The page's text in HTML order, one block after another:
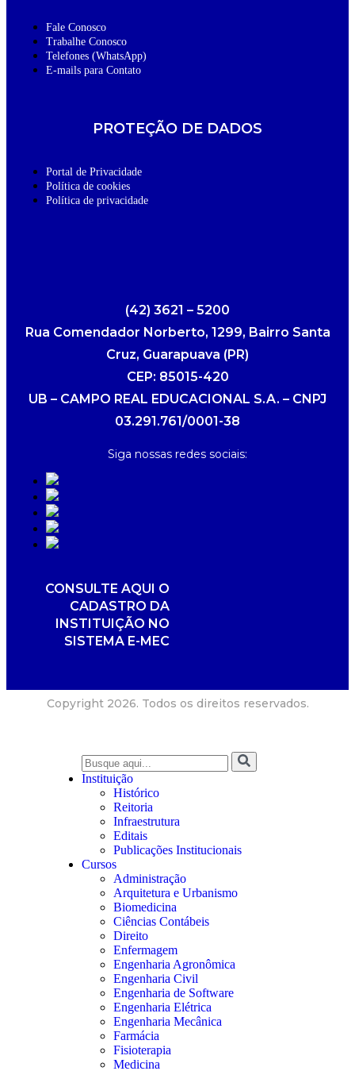
Fale Conosco
Trabalhe Conosco
Telefones (WhatsApp)
E-mails para Contato
PROTEÇÃO DE DADOS
Portal de Privacidade
Política de cookies
Política de privacidade
(42) 3621 – 5200
Rua Comendador Norberto, 1299, Bairro Santa
Cruz, Guarapuava (PR)
CEP: 85015-420
UB – CAMPO REAL EDUCACIONAL S.A. – CNPJ
03.291.761/0001-38
Siga nossas redes sociais:
CONSULTE AQUI O
CADASTRO DA
INSTITUIÇÃO NO
SISTEMA E-MEC
Copyright 2026. Todos os direitos reservados.
Instituição
Histórico
Reitoria
Infraestrutura
Editais
Publicações Institucionais
Cursos
Administração
Arquitetura e Urbanismo
Biomedicina
Ciências Contábeis
Direito
Enfermagem
Engenharia Agronômica
Engenharia Civil
Engenharia de Software
Engenharia Elétrica
Engenharia Mecânica
Farmácia
Fisioterapia
Medicina